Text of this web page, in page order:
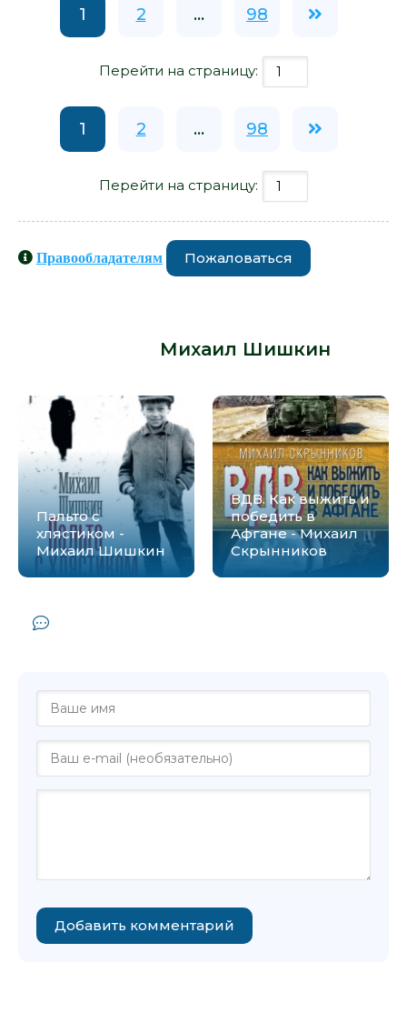
1 2 ... 98
Перейти на страницу:
1 2 ... 98
Перейти на страницу:
Правообладателям Пожаловаться
Михаил Шишкин
Пальто с
хлястиком -
Михаил Шишкин
ВДВ. Как выжить и
победить в
Афгане - Михаил
Скрынников
Добавить комментарий